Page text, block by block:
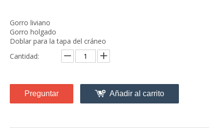
Gorro liviano
Gorro holgado
Doblar para la tapa del cráneo
Cantidad:
Preguntar Añadir al carrito